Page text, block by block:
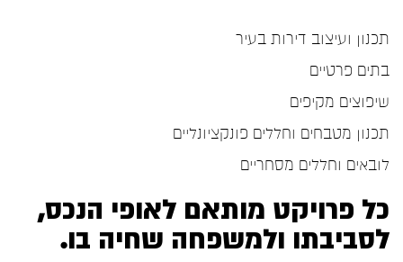
תכנון ועיצוב דירות בעיר
בתים פרטיים
שיפוצים מקיפים
תכנון מטבחים וחללים פונקציונליים
לובאים וחללים מסחריים
כל פרויקט מותאם לאופי הנכס,
לסביבתו ולמשפחה שחיה בו.